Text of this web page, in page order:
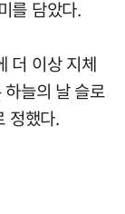
를 담았다.
더 이상 지체
늘의 날 슬로
정했다.